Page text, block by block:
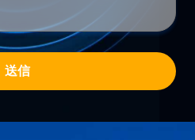
送信